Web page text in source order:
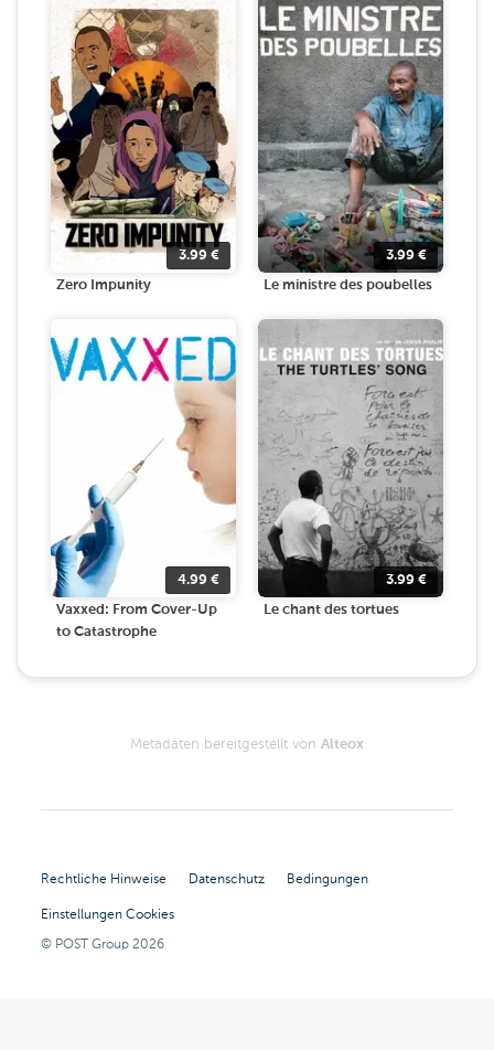
3.99 €
Zero Impunity
3.99 €
Le ministre des poubelles
4.99 €
Vaxxed: From Cover-Up
to Catastrophe
3.99 €
Le chant des tortues
Metadaten bereitgestellt von Alteox
Rechtliche Hinweise Datenschutz Bedingungen
Einstellungen Cookies
© POST Group2026